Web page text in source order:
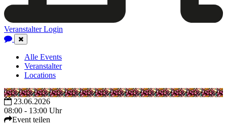
Veranstalter Login
Close
Navigation
Alle Events
Veranstalter
Locations
23.06.2026
08:00 - 13:00 Uhr
Event teilen